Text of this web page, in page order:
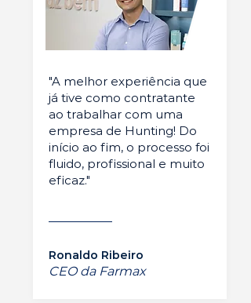
"A melhor experiência que
já tive como contratante
ao trabalhar com uma
empresa de Hunting! Do
início ao fim, o processo foi
fluido, profissional e muito
eficaz."
Ronaldo Ribeiro
CEO da Farmax